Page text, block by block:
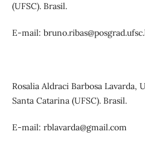
(UFSC). Brasil.
E-mail:
Rosalia Aldraci Barbosa Lavarda,
Santa Catarina (UFSC). Brasil.
E-mail: rblavarda@gmail.com